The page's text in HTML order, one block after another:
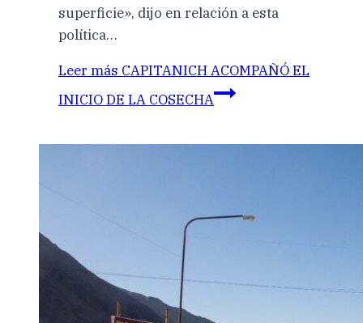
superficie», dijo en relación a esta
política…
Leer más CAPITANICH ACOMPAÑÓ EL
INICIO DE LA COSECHA